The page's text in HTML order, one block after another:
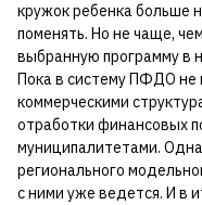
кружок ребенка больше
поменять. Но не чаще,
выбранную программу в
Пока в систему ПФДО
коммерческими
отработки финансовых
муниципалитетами.
регионального
с ними уже ведется. И в